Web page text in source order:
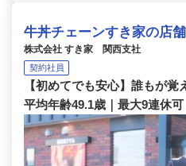
牛丼チェーンすき家の店
株式会社 すき家 関西支社
契約社員
【初めてでも安心】誰もが覚
平均年齢49.1歳｜最大9連休